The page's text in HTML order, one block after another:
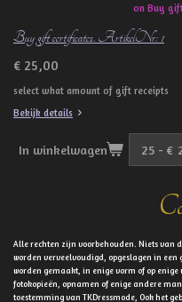
on Buy
Buy gift certificates. ArtikelNr: 1
€ 25,00
select what amount of gift receipts
Bekijk details
In winkelwagen
Alle rechten zijn voorbehouden. Niets van
worden verveelvoudigd, opgeslagen in
worden gemaakt, in enige vorm of op
fotokopieën, opnamen of enige andere
toestemming van TKDressmode, Ook het